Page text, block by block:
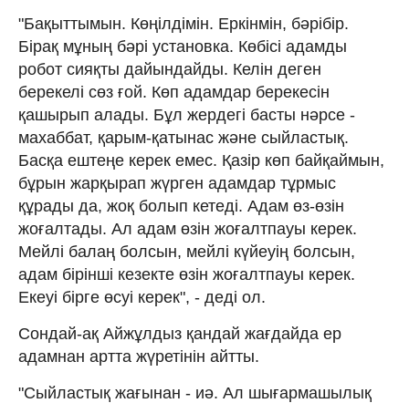
"Бақыттымын. Көңілдімін. Еркінмін, бәрібір.
Бірақ мұның бәрі установка. Көбісі адамды
робот сияқты дайындайды. Келін деген
берекелі сөз ғой. Көп адамдар берекесін
қашырып алады. Бұл жердегі басты нәрсе -
махаббат, қарым-қатынас және сыйластық.
Басқа ештеңе керек емес. Қазір көп байқаймын,
бұрын жарқырап жүрген адамдар тұрмыс
құрады да, жоқ болып кетеді. Адам өз-өзін
жоғалтады. Ал адам өзін жоғалтпауы керек.
Мейлі балаң болсын, мейлі күйеуің болсын,
адам бірінші кезекте өзін жоғалтпауы керек.
Екеуі бірге өсуі керек", - деді ол.
Сондай-ақ Айжұлдыз қандай жағдайда ер
адамнан артта жүретінін айтты.
"Сыйластық жағынан - иә. Ал шығармашылық